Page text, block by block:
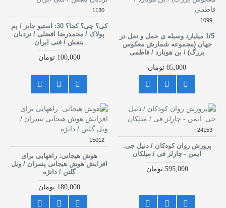
1099
1/5 میلیارد وسیله ی حمل و نقل در
جهان (مجموعه شمارش معکوس
بزرگ) / بن هوبارد / فاطمی
85,000 تومان
1130
کی؟ چی؟ کجا؟ 30: استیو جابز / پم
پولاک / محمدرضا افضلی / نردبان
بنفش / فنی ایران
100,000 تومان
24153
پرورش روان کودکان / دنیل جی.
ایمن - چارلز فی / میلکان
595,000 تومان
15012
هوش هیجانی: راههایی برای
افزایش هوش هیجانی پسران / ویل
گلنن / دانژه
180,000 تومان